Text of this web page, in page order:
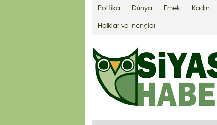
Politika Dünya Emek Kadın
Halklar ve İnançlar